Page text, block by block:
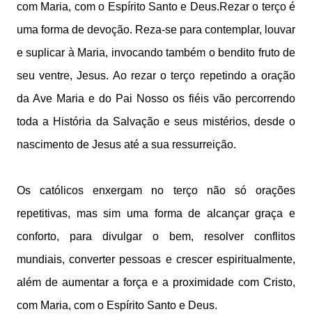
com Maria, com o Espírito Santo e Deus.Rezar o terço é
uma forma de devoção. Reza-se para contemplar, louvar
e suplicar à Maria, invocando também o bendito fruto de
seu ventre, Jesus. Ao rezar o terço repetindo a oração
da Ave Maria e do Pai Nosso os fiéis vão percorrendo
toda a História da Salvação e seus mistérios, desde o
nascimento de Jesus até a sua ressurreição.
Os católicos enxergam no terço não só orações
repetitivas, mas sim uma forma de alcançar graça e
conforto, para divulgar o bem, resolver conflitos
mundiais, converter pessoas e crescer espiritualmente,
além de aumentar a força e a proximidade com Cristo,
com Maria, com o Espírito Santo e Deus.